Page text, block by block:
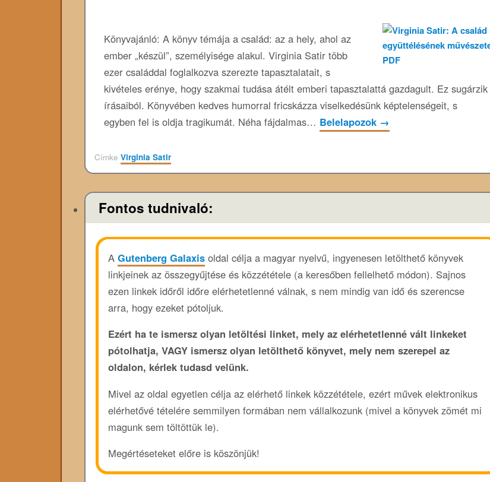
Könyvajánló: A könyv témája a család: az a hely, ahol az
ember „készül”, személyisége alakul. Virginia Satir több
ezer családdal foglalkozva szerezte tapasztalatait, s
kivételes erénye, hogy szakmai tudása átélt emberi tapasztalattá gazdagult. Ez sugárzik
írásaiból. Könyvében kedves humorral fricskázza viselkedésünk képtelenségeit, s
egyben fel is oldja tragikumát. Néha fájdalmas… Belelapozok →
Címke Virginia Satir
Fontos tudnivaló:
AGutenberg Galaxis oldal célja a magyar nyelvű, ingyenesen letölthető könyvek
linkjeinek az összegyűjtése és közzététele (a keresőben fellelhető módon). Sajnos
ezen linkek időről időre elérhetetlenné válnak, s nem mindig van idő és szerencse
arra, hogy ezeket pótoljuk.
Ezért ha te ismersz olyan letöltési linket, mely az elérhetetlenné vált linkeket
pótolhatja, VAGY ismersz olyan letölthető könyvet, mely nem szerepel az
oldalon, kérlek tudasd velünk.
Mivel az oldal egyetlen célja az elérhető linkek közzététele, ezért művek elektronikus
elérhetővé tételére semmilyen formában nem vállalkozunk (mivel a könyvek zömét mi
magunk sem töltöttük le).
Megértéseteket előre is köszönjük!